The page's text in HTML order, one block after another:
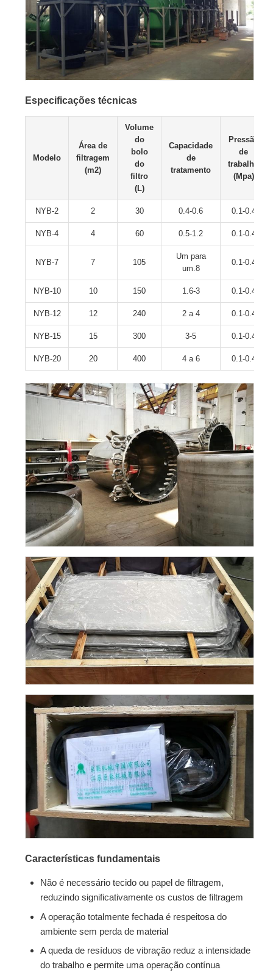
Especificações técnicas
Modelo
Área de
filtragem
(m2)
Volume
do
bolo
do
filtro
(L)
Capacidade
de
tratamento
Pressão
de
trabalho
(Mpa)
NYB-2 2 30 0.4-0.6 0.1-0.4
NYB-4 4 60 0.5-1.2 0.1-0.4
NYB-7 7 105
Um para
um.8
0.1-0.4
NYB-10 10 150 1.6-3 0.1-0.4
NYB-12 12 240 2 a 4 0.1-0.4
NYB-15 15 300 3-5 0.1-0.4
NYB-20 20 400 4 a 6 0.1-0.4
Características fundamentais
Não é necessário tecido ou papel de filtragem,
reduzindo significativamente os custos de filtragem
A operação totalmente fechada é respeitosa do
ambiente sem perda de material
A queda de resíduos de vibração reduz a intensidade
do trabalho e permite uma operação contínua